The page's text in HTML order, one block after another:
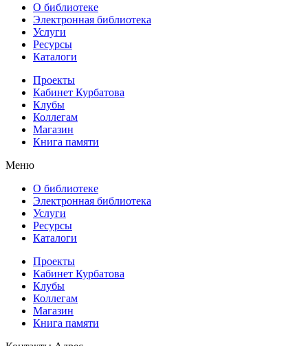
О библиотеке
Электронная библиотека
Услуги
Ресурсы
Каталоги
Проекты
Кабинет Курбатова
Клубы
Коллегам
Магазин
Книга памяти
Меню
О библиотеке
Электронная библиотека
Услуги
Ресурсы
Каталоги
Проекты
Кабинет Курбатова
Клубы
Коллегам
Магазин
Книга памяти